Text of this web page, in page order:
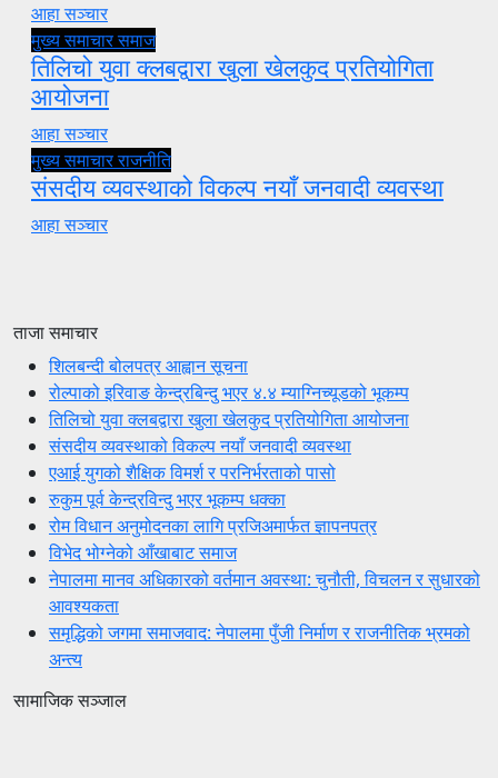
आहा सञ्चार
मुख्य समाचारसमाज
तिलिचो युवा क्लबद्वारा खुला खेलकुद प्रतियोगिता
आयोजना
आहा सञ्चार
मुख्य समाचारराजनीति
संसदीय व्यवस्थाको विकल्प नयाँ जनवादी व्यवस्था
आहा सञ्चार
ताजा समाचार
शिलबन्दी बोलपत्र आह्वान सूचना
रोल्पाको इरिवाङ केन्द्रबिन्दु भएर ४.४ म्याग्निच्यूडको भूकम्प
तिलिचो युवा क्लबद्वारा खुला खेलकुद प्रतियोगिता आयोजना
संसदीय व्यवस्थाको विकल्प नयाँ जनवादी व्यवस्था
एआई युगको शैक्षिक विमर्श र परनिर्भरताको पासो
रुकुम पूर्व केन्द्रविन्दु भएर भूकम्प धक्का
रोम विधान अनुमोदनका लागि प्रजिअमार्फत ज्ञापनपत्र
विभेद भोग्नेको आँखाबाट समाज
नेपालमा मानव अधिकारको वर्तमान अवस्था: चुनौती, विचलन र सुधारको
आवश्यकता
समृद्धिको जगमा समाजवाद: नेपालमा पुँजी निर्माण र राजनीतिक भ्रमको
अन्त्य
सामाजिक सञ्जाल